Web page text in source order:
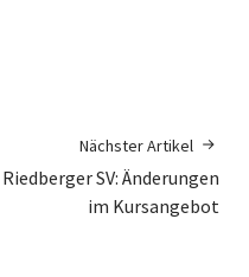
Nächster Artikel
Riedberger SV: Änderungen
im Kursangebot